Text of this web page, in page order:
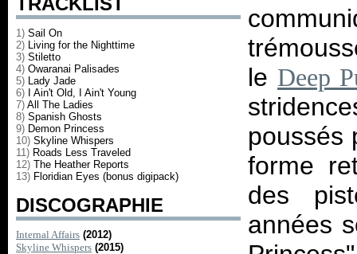
1) Sail On
2) Living for the Nighttime
3) Stiletto
4) Owaranai Palisades
5) Lady Jade
6)
I Ain't Old, I Ain't Young
7) All The Ladies
8) Spanish Ghosts
9) Demon Princess
10) Skyline Whispers
11) Roads Less Traveled
12) The Heather Reports
13) Floridian Eyes (bonus digipack)
DISCOGRAPHIE
Internal Affairs (2012)
Skyline Whispers (2015)
le Deep
poussés
forme
des
années